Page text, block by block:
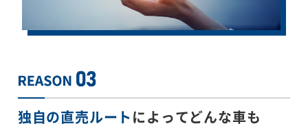
独自の直売ルートによってどんな車も